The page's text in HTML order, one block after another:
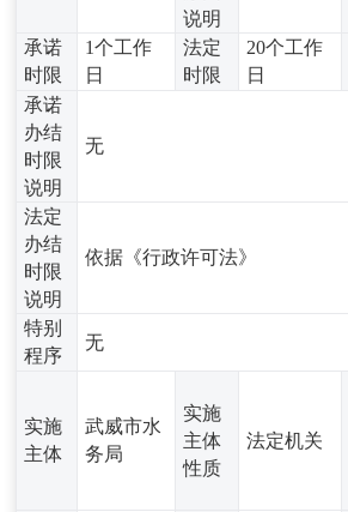
说明
承诺
时限
1个工作
日
法定
时限
20个工作
日
承诺
办结
时限
说明
无
法定
办结
时限
说明
依据《行政许可法》
特别
程序
无
实施
主体
武威市水
务局
实施
主体
性质
法定机关